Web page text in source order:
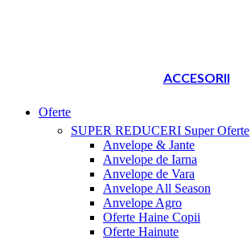
ACCESORII
Oferte
SUPER REDUCERI Super Oferte
Anvelope & Jante
Anvelope de Iarna
Anvelope de Vara
Anvelope All Season
Anvelope Agro
Oferte Haine Copii
Oferte Hainute